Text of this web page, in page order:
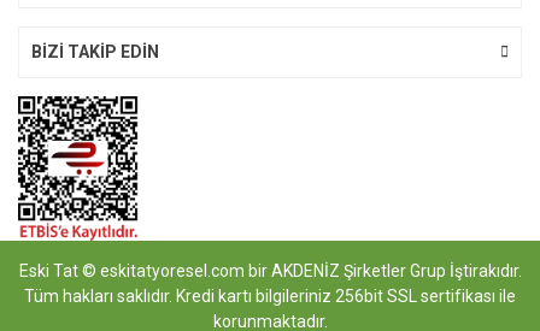
BİZİ TAKİP EDİN
Eski Tat © eskitatyoresel.com bir AKDENİZ Şirketler Grup İştirakıdır.
Tüm hakları saklıdır. Kredi kartı bilgileriniz 256bit SSL sertifikası ile
korunmaktadır.